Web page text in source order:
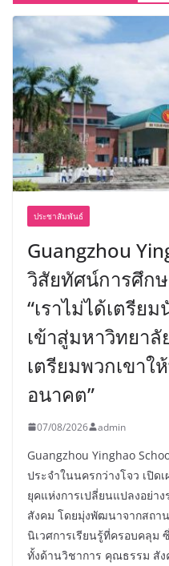
ประชาสัมพันธ์
Guangzhou
วิสัยทัศน์การศึก
“เราไม่ได้เตรีย
เข้าสู่มหาวิทยาลั
เตรียมพวกเขา
อนาคต”
07/08/2026 admin
Guangzhou Yinghao
ประจำในนครกว่างโจว เปิด
ยุคแห่งการเปลี่ยนแปลงอย่า
สังคม โดยมุ่งพัฒนาจากสถา
นิเวศการเรียนรู้ที่ครอบคลุม
ทั้งด้านวิชาการ คุณธรรม สั